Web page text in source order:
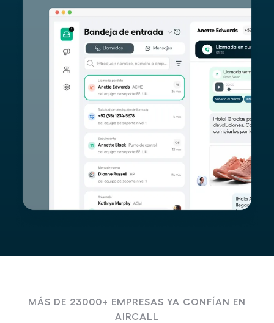
MÁS DE 23000+ EMPRESAS YA CONFÍAN EN
AIRCALL